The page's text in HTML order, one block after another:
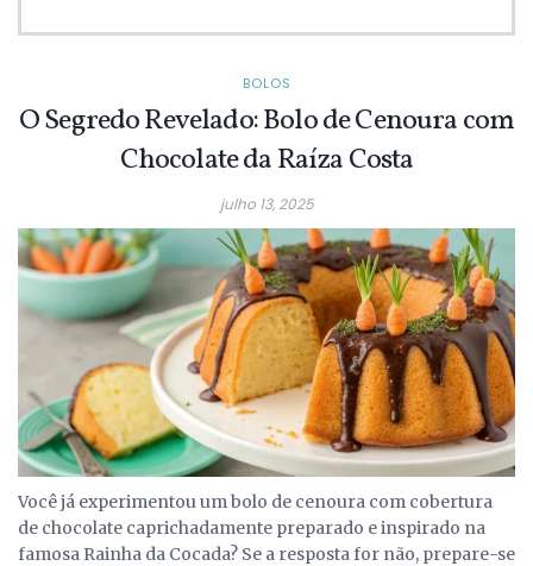
BOLOS
O Segredo Revelado: Bolo de Cenoura com
Chocolate da Raíza Costa
julho 13, 2025
Você já experimentou um bolo de cenoura com cobertura
de chocolate caprichadamente preparado e inspirado na
famosa Rainha da Cocada? Se a resposta for não, prepare-se